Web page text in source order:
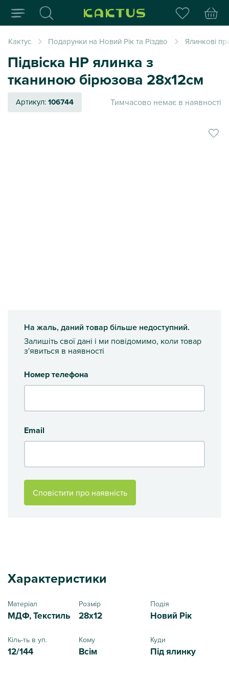
Інтернет-магазин
Кактус Подарунки на Новий Рік та Різдво Ялинкові
Підвіска НР ялинка з
тканиною бірюзова 28х12см
Артикул:106744 Тимчасово немає в наявності
На жаль, даний товар більше недоступний.
Залишіть свої дані і ми повідомимо, коли товар
з'явиться в наявності
Номер телефона
Email
Сповістити про наявність
Характеристики
Матеріал
МДФ, Текстиль
Розмір
28x12
Подія
Новий Рік
Кіль-ть в уп.
12/144
Кому
Всім
Куди
Під ялинку